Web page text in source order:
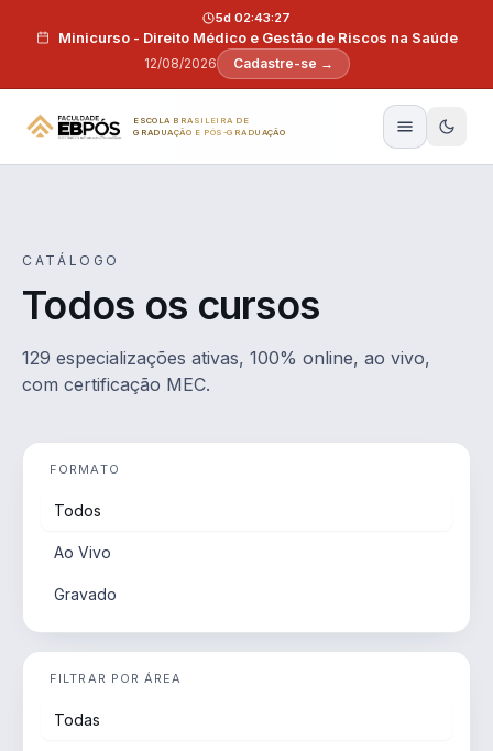
Minicurso - Direito Médico e Gestão de Riscos na Saúde
12/08/2026
5d 02:43:26
Cadastre-se →
ESCOLA BRASILEIRA DE
GRADUAÇÃO E PÓS-GRADUAÇÃO
CATÁLOGO
Todos os cursos
129 especializações ativas, 100% online, ao vivo,
com certificação MEC.
FORMATO
Todos
Ao Vivo
Gravado
FILTRAR POR ÁREA
Todas